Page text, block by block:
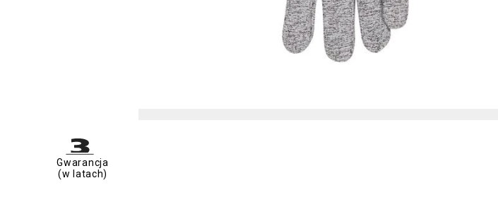
Gwarancja
(w latach)